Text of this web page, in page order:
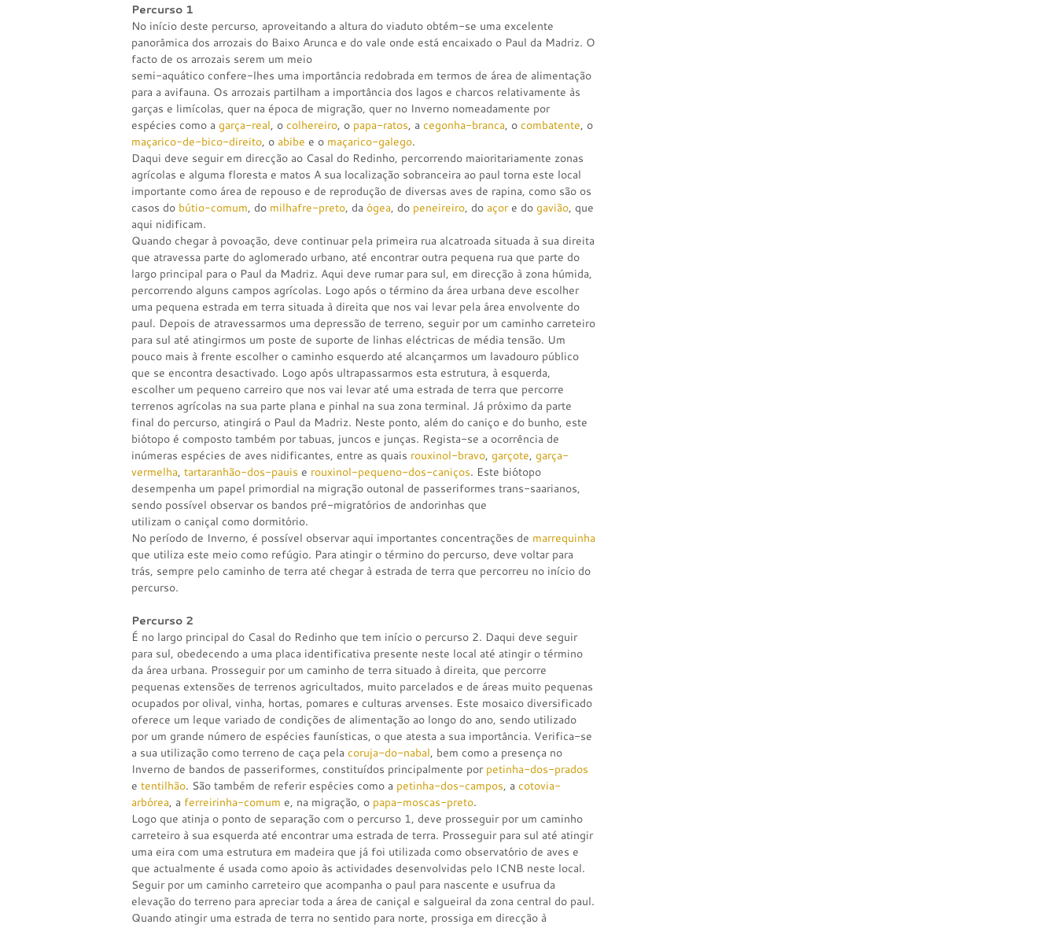
Percurso 1
No início deste percurso, aproveitando a altura do viaduto obtém-se uma excelente
panorâmica dos arrozais do Baixo Arunca e do vale onde está encaixado o Paul da Madriz. O
facto de os arrozais serem um meio
semi-aquático confere-lhes uma importância redobrada em termos de área de alimentação
para a avifauna. Os arrozais partilham a importância dos lagos e charcos relativamente às
garças e limícolas, quer na época de migração, quer no Inverno nomeadamente por
espécies como a garça-real, o colhereiro, o papa-ratos, a cegonha-branca, o combatente, o
maçarico-de-bico-direito, o abibe e o maçarico-galego.
Daqui deve seguir em direcção ao Casal do Redinho, percorrendo maioritariamente zonas
agrícolas e alguma floresta e matos A sua localização sobranceira ao paul torna este local
importante como área de repouso e de reprodução de diversas aves de rapina, como são os
casos do bútio-comum, do milhafre-preto, da ógea, do peneireiro, do açore do gavião, que
aqui nidificam.
Quando chegar à povoação, deve continuar pela primeira rua alcatroada situada à sua direita
que atravessa parte do aglomerado urbano, até encontrar outra pequena rua que parte do
largo principal para o Paul da Madriz. Aqui deve rumar para sul, em direcção à zona húmida,
percorrendo alguns campos agrícolas. Logo após o término da área urbana deve escolher
uma pequena estrada em terra situada à direita que nos vai levar pela área envolvente do
paul. Depois de atravessarmos uma depressão de terreno, seguir por um caminho carreteiro
para sul até atingirmos um poste de suporte de linhas eléctricas de média tensão. Um
pouco mais à frente escolher o caminho esquerdo até alcançarmos um lavadouro público
que se encontra desactivado. Logo após ultrapassarmos esta estrutura, à esquerda,
escolher um pequeno carreiro que nos vai levar até uma estrada de terra que percorre
terrenos agrícolas na sua parte plana e pinhal na sua zona terminal. Já próximo da parte
final do percurso, atingirá o Paul da Madriz. Neste ponto, além do caniço e do bunho, este
biótopo é composto também por tabuas, juncos e junças. Regista-se a ocorrência de
inúmeras espécies de aves nidificantes, entre as quais rouxinol-bravo, garçote, garça-
vermelha, tartaranhão-dos-pauis e rouxinol-pequeno-dos-caniços. Este biótopo
desempenha um papel primordial na migração outonal de passeriformes trans-saarianos,
sendo possível observar os bandos pré-migratórios de andorinhas que
utilizam o caniçal como dormitório.
No período de Inverno, é possível observar aqui importantes concentrações de marrequinha
que utiliza este meio como refúgio. Para atingir o término do percurso, deve voltar para
trás, sempre pelo caminho de terra até chegar à estrada de terra que percorreu no início do
percurso.
Percurso 2
É no largo principal do Casal do Redinho que tem início o percurso 2. Daqui deve seguir
para sul, obedecendo a uma placa identificativa presente neste local até atingir o término
da área urbana. Prosseguir por um caminho de terra situado à direita, que percorre
pequenas extensões de terrenos agricultados, muito parcelados e de áreas muito pequenas
ocupados por olival, vinha, hortas, pomares e culturas arvenses. Este mosaico diversificado
oferece um leque variado de condições de alimentação ao longo do ano, sendo utilizado
por um grande número de espécies faunísticas, o que atesta a sua importância. Verifica-se
a sua utilização como terreno de caça pela coruja-do-nabal, bem como a presença no
Inverno de bandos de passeriformes, constituídos principalmente por petinha-dos-prados
e tentilhão. São também de referir espécies como a petinha-dos-campos, a cotovia-
arbórea, a ferreirinha-comum e, na migração, o papa-moscas-preto.
Logo que atinja o ponto de separação com o percurso 1, deve prosseguir por um caminho
carreteiro à sua esquerda até encontrar uma estrada de terra. Prosseguir para sul até atingir
uma eira com uma estrutura em madeira que já foi utilizada como observatório de aves e
que actualmente é usada como apoio às actividades desenvolvidas pelo ICNB neste local.
Seguir por um caminho carreteiro que acompanha o paul para nascente e usufrua da
elevação do terreno para apreciar toda a área de caniçal e salgueiral da zona central do paul.
Quando atingir uma estrada de terra no sentido para norte, prossiga em direcção à